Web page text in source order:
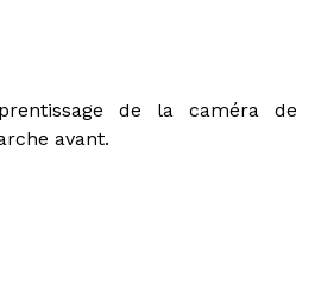
de la caméra de
avant.